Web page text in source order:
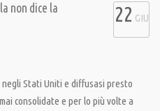
non dice la
22 GIU
Stati Uniti e diffusasi presto
consolidate e per lo più volte a